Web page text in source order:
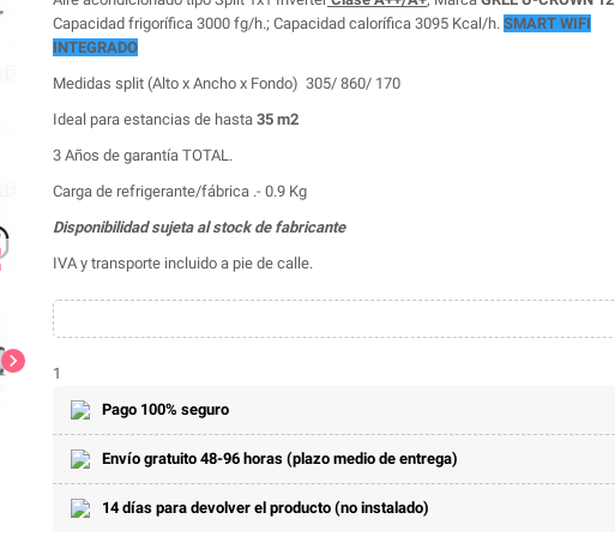
chevron_right
Capacidad frigorífica 3000 fg/h.; Capacidad calorífica 3095 Kcal/h. SMART WIFI
INTEGRADO
Medidas split (Alto x Ancho x Fondo) 305/ 860/ 170
Ideal para estancias de hasta 35 m2
3 Años de garantía TOTAL.
Carga de refrigerante/fábrica .- 0.9 Kg
Disponibilidad sujeta al stock de fabricante
IVA y transporte incluido a pie de calle.
1
Pago 100% seguro
Envío gratuito 48-96 horas (plazo medio de entrega)
14 días para devolver el producto (no instalado)